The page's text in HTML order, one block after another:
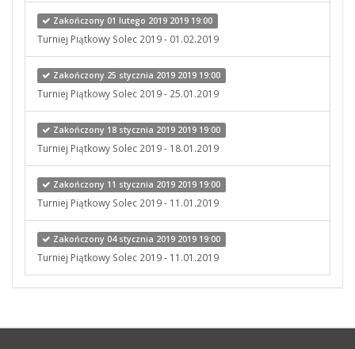
Zakończony 01 lutego 2019 2019 19:00
Turniej Piątkowy Solec 2019 - 01.02.2019
Zakończony 25 stycznia 2019 2019 19:00
Turniej Piątkowy Solec 2019 - 25.01.2019
Zakończony 18 stycznia 2019 2019 19:00
Turniej Piątkowy Solec 2019 - 18.01.2019
Zakończony 11 stycznia 2019 2019 19:00
Turniej Piątkowy Solec 2019 - 11.01.2019
Zakończony 04 stycznia 2019 2019 19:00
Turniej Piątkowy Solec 2019 - 11.01.2019